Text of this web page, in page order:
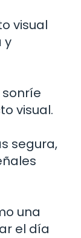
visual
y
visual.
segura,
una
el día